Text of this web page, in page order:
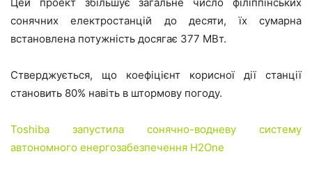
сонячних електростанцій до десяти, їх сумарна
встановлена ​​потужність досягає 377 МВт.
Стверджується, що коефіцієнт корисної дії станції
становить 80% навіть в штормову погоду.
Toshiba запустила сонячно-водневу систему
автономного енергозабезпечення H2One